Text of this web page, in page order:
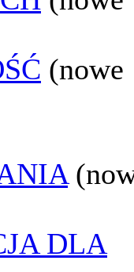
(nowe
DLA